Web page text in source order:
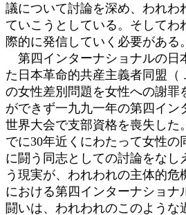
議について討論を深め、われわ
ていこうとしている。そしてわ
際的に発信していく必要がある。
第四インターナショナルの日
た日本革命的共産主義者同盟（
の女性差別問題を女性への謝罪
ができず一九九一年の第四イン
世界大会で支部資格を喪失した
でに30年近くにわたって女性の
に闘う同志としての討論をなし
う現実が、われわれの主体的危
における第四インターナショナ
闘いは、われわれのこのような